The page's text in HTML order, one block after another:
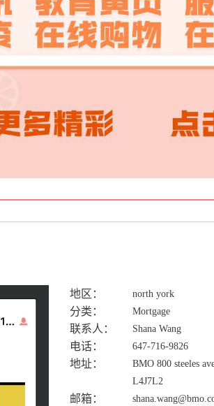
地区： north york
分类： Mortgage
联系人： Shana Wang
电话： 647-716-9826
地址：
BMO 800 steeles
L4J7L2
邮箱：